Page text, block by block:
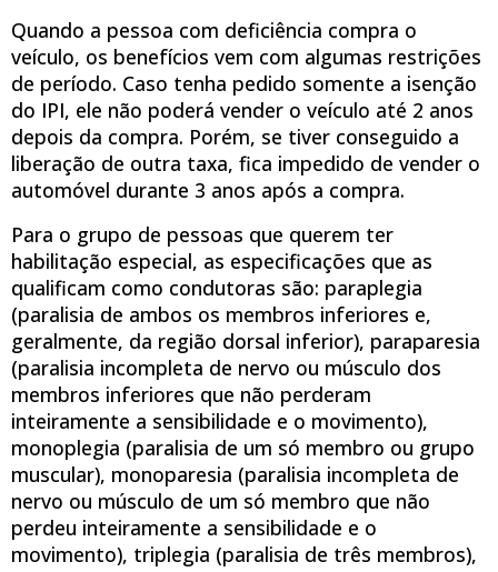
Quando a pessoa com deficiência compra o
veículo, os benefícios vem com algumas restrições
de período. Caso tenha pedido somente a isenção
do IPI, ele não poderá vender o veículo até 2 anos
depois da compra. Porém, se tiver conseguido a
liberação de outra taxa, fica impedido de vender o
automóvel durante 3 anos após a compra.
Para o grupo de pessoas que querem ter
habilitação especial, as especificações que as
qualificam como condutoras são: paraplegia
(paralisia de ambos os membros inferiores e,
geralmente, da região dorsal inferior), paraparesia
(paralisia incompleta de nervo ou músculo dos
membros inferiores que não perderam
inteiramente a sensibilidade e o movimento),
monoplegia (paralisia de um só membro ou grupo
muscular), monoparesia (paralisia incompleta de
nervo ou músculo de um só membro que não
perdeu inteiramente a sensibilidade e o
movimento), triplegia (paralisia de três membros),